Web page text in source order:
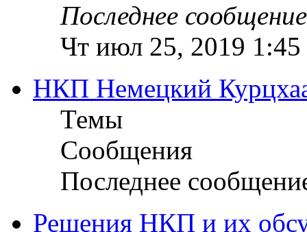
Последнее сообщение
Чт июл 25, 2019 1:45
НКП Немецкий
Темы
Сообщения
Последнее
Решения НКП и их